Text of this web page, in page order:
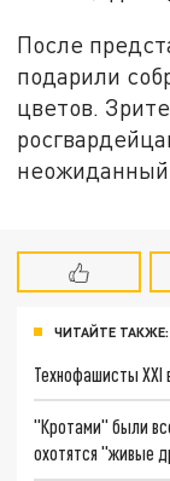
После
подарили
цветов.
ЧИТАЙТЕ ТАКЖЕ:
Технофашисты XXI
"Кротами" были
охотятся "живые